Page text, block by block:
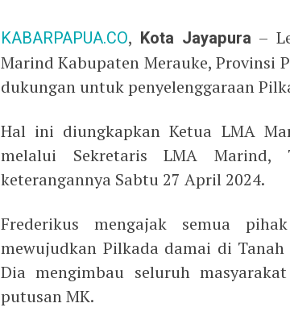
KABARPAPUA.CO, Kota Jayapura –
Marind Kabupaten Merauke, Provinsi
dukungan untuk penyelenggaraan
Hal ini diungkapkan Ketua LMA
melalui Sekretaris LMA Marind,
keterangannya Sabtu 27 April 2024.
Frederikus mengajak semua
mewujudkan Pilkada damai di Tanah
Dia mengimbau seluruh
putusan MK.